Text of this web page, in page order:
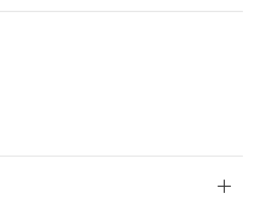
ます。
ウンロードするこ
境に深刻な影響を
れがある場合は、取